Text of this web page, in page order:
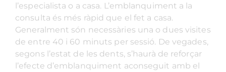
l’especialista o a casa. L’emblanquiment a la
consulta és més ràpid que el fet a casa.
Generalment són necessàries una o dues visites
de entre 40 i 60 minuts per sessió. De vegades,
segons l’estat de les dents, s’haurà de reforçar
l’efecte d’emblanquiment aconseguit amb el